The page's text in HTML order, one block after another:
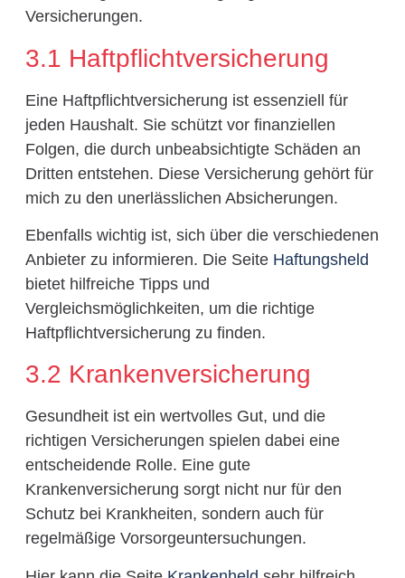
Versicherungen.
3.1 Haftpflichtversicherung
Eine Haftpflichtversicherung ist essenziell für
jeden Haushalt. Sie schützt vor finanziellen
Folgen, die durch unbeabsichtigte Schäden an
Dritten entstehen. Diese Versicherung gehört für
mich zu den unerlässlichen Absicherungen.
Ebenfalls wichtig ist, sich über die verschiedenen
Anbieter zu informieren. Die Seite Haftungsheld
bietet hilfreiche Tipps und
Vergleichsmöglichkeiten, um die richtige
Haftpflichtversicherung zu finden.
3.2 Krankenversicherung
Gesundheit ist ein wertvolles Gut, und die
richtigen Versicherungen spielen dabei eine
entscheidende Rolle. Eine gute
Krankenversicherung sorgt nicht nur für den
Schutz bei Krankheiten, sondern auch für
regelmäßige Vorsorgeuntersuchungen.